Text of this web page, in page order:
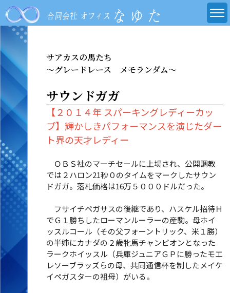
サアカスの馬たち
～グレードレース メモランダム～
サウンドガガ
【２０１４年 スパーキングレディーカッ
プ】輝かしきパフォーマンスを演じたダー
ト界の天才レディー
ＯＢＳ社のマーチセールに上場され、公開調教
では２ハロン21秒０のタイムをマークしたサウン
ドガガ。落札価格は16万５０００ドルだった。
フサイチペガサスの後継であり、ハスケル招待Ｈ
でＧ１勝ちしたローマンルーラーの産駒。母ホイ
ッスルコール（その父フォーントリック、米１勝）
の半姉にカナダの２歳牝馬チャンピオンとなった
ラークホイッスル（兵庫ジュニアＧＰに勝ったモエ
レソーブラッズらの母、共同通信杯を制したメイケ
イペガスターの祖母）がいる。